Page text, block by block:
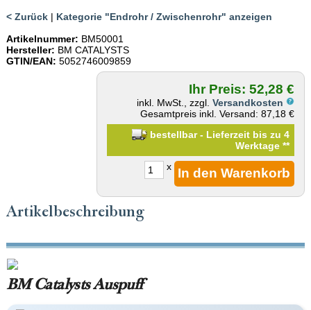
< Zurück| Kategorie "Endrohr / Zwischenrohr" anzeigen
Artikelnummer: BM50001
Hersteller: BM CATALYSTS
GTIN/EAN: 5052746009859
Ihr Preis: 52,28 €
inkl. MwSt., zzgl.Versandkosten
Gesamtpreis inkl. Versand: 87,18 €
bestellbar - Lieferzeit bis zu 4
Werktage**
x
Artikelbeschreibung
BM Catalysts Auspuff